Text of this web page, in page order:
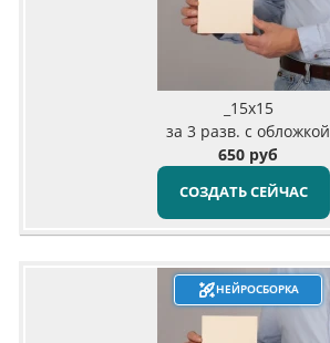
_15x15
за 3 разв. с обложкой
650 руб
СОЗДАТЬ СЕЙЧАС
НЕЙРОСБОРКА